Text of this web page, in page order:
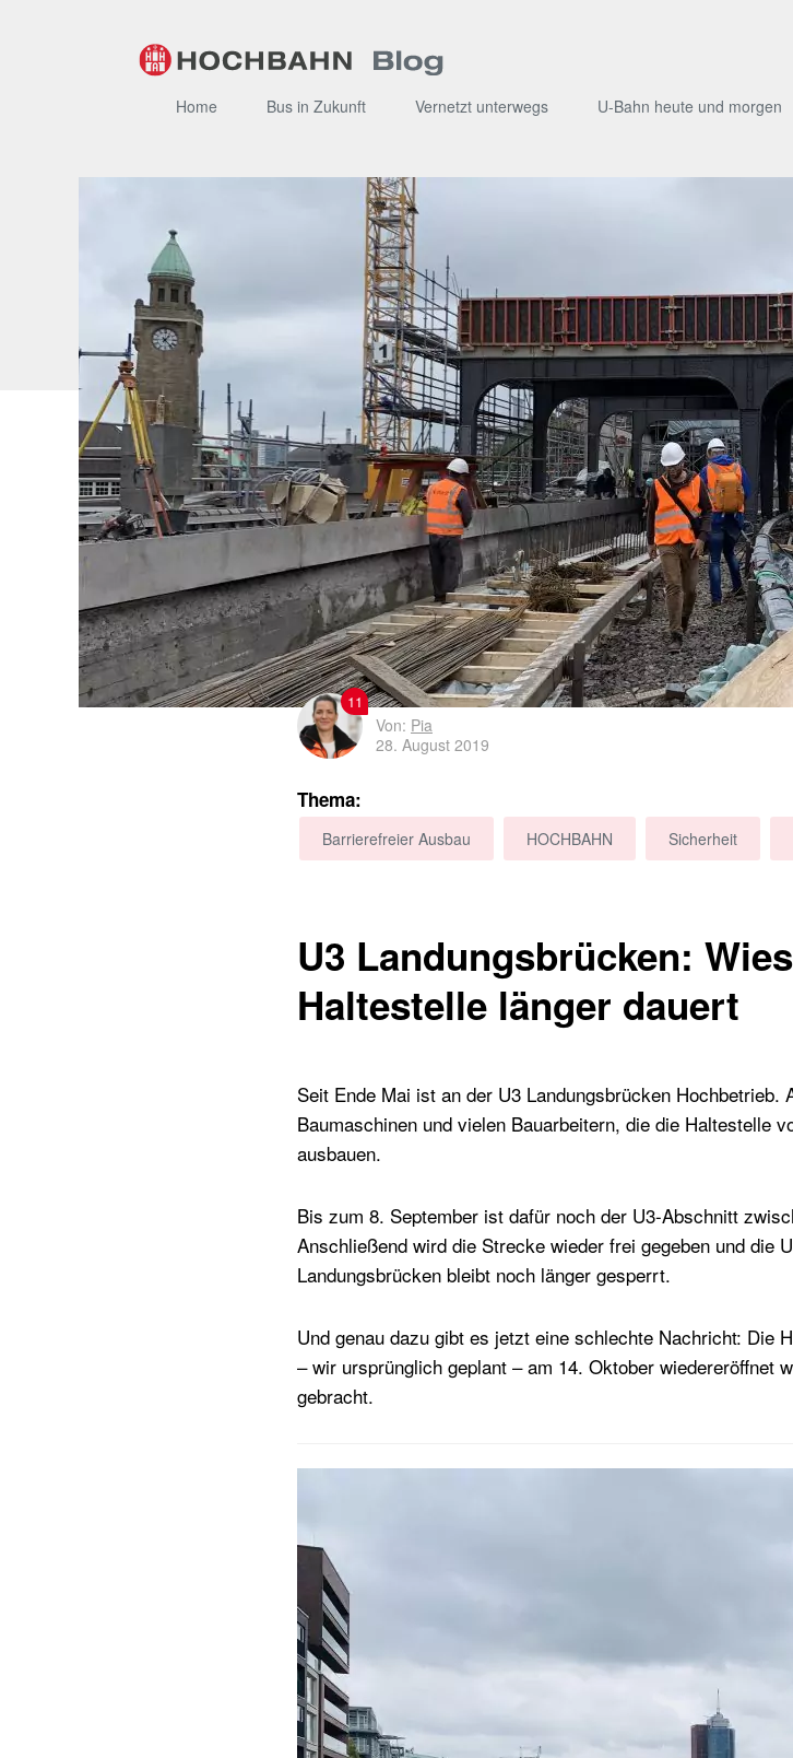
Home Bus in Zukunft Vernetzt unterwegs U-Bahn heute und morgen
11
Von: Pia
28. August 2019
Thema:
Barrierefreier Ausbau HOCHBAHN Sicherheit
U3 Landungsbrücken:
Haltestelle länger dauert
Seit Ende Mai ist an der U3 Landungsbrücken
Baumaschinen und vielen Bauarbeitern, die die Haltestelle
ausbauen.
Bis zum 8. September ist dafür noch der U3-Abschnitt
Anschließend wird die Strecke wieder frei gegeben und die
Landungsbrücken bleibt noch länger gesperrt.
Und genau dazu gibt es jetzt eine schlechte Nachricht: Die
– wir ursprünglich geplant – am 14. Oktober wiedereröffnet
gebracht.